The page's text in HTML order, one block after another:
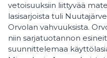
vetoisuuksiin liittyvää
lasisarjoista tuli
Orvolan vahvuuksista.
niin sarjatuotannon
suunnittelemaa